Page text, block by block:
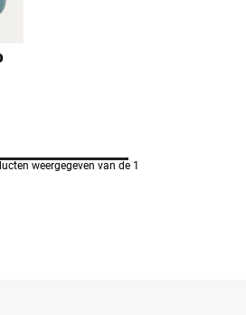
weergegeven van de 1